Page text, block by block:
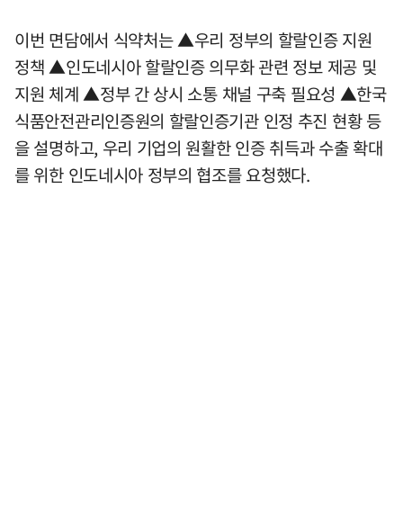
이번 면담에서 식약처는 ▲우리 정부의 할랄인증 지원
정책 ▲인도네시아 할랄인증 의무화 관련 정보 제공 및
지원 체계 ▲정부 간 상시 소통 채널 구축 필요성 ▲한국
식품안전관리인증원의 할랄인증기관 인정 추진 현황 등
을 설명하고, 우리 기업의 원활한 인증 취득과 수출 확대
를 위한 인도네시아 정부의 협조를 요청했다.